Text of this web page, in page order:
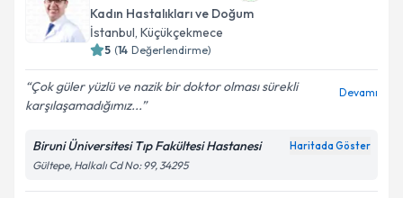
Kadın Hastalıkları ve Doğum
İstanbul, Küçükçekmece
5 (14 Değerlendirme)
Çok güler yüzlü ve nazik bir doktor olması sürekli
karşılaşamadığımız...
Devamı
Biruni Üniversitesi Tıp Fakültesi Hastanesi Haritada Göster
Gültepe, Halkalı Cd No: 99, 34295